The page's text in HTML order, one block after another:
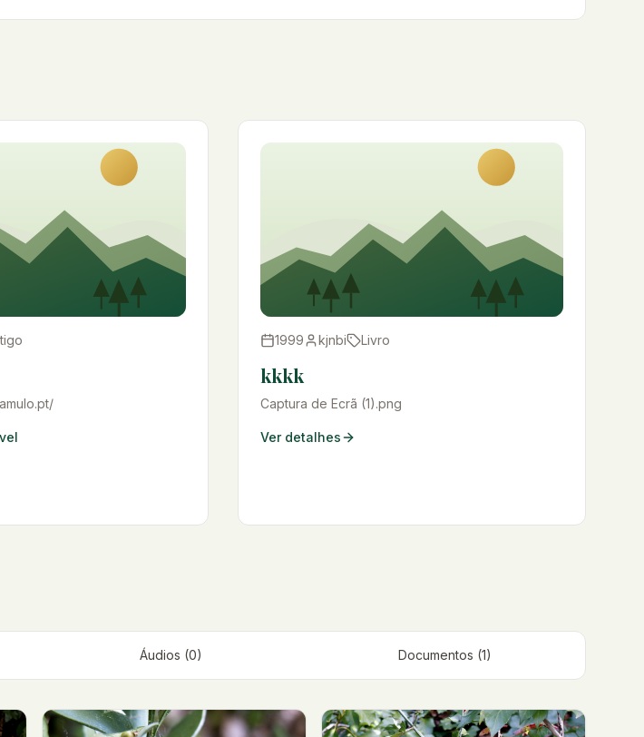
1999 kjnbi Livro
kkkk
Captura de Ecrã (1).png
Ver detalhes
Áudios (0) Documentos (1)